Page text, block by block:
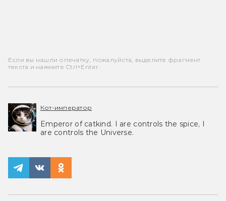
Если вы нашли опечатку, пожалуйста, выделите фрагмент
текста и нажмите Ctrl+Enter.
Кот-император
Emperor of catkind. I are controls the spice, I
are controls the Universe.